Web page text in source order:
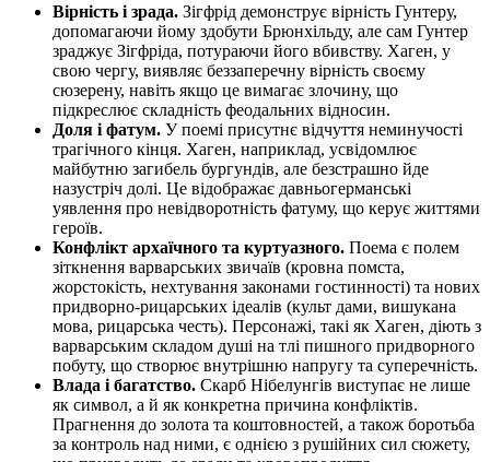
Вірність і зрада. Зігфрід демонструє вірність Гунтеру,
допомагаючи йому здобути Брюнхільду, але сам Гунтер
зраджує Зігфріда, потураючи його вбивству. Хаген, у
свою чергу, виявляє беззаперечну вірність своєму
сюзерену, навіть якщо це вимагає злочину, що
підкреслює складність феодальних відносин.
Доля і фатум. У поемі присутнє відчуття неминучості
трагічного кінця. Хаген, наприклад, усвідомлює
майбутню загибель бургундів, але безстрашно йде
назустріч долі. Це відображає давньогерманські
уявлення про невідворотність фатуму, що керує життями
героїв.
Конфлікт архаїчного та куртуазного. Поема є полем
зіткнення варварських звичаїв (кровна помста,
жорстокість, нехтування законами гостинності) та нових
придворно-рицарських ідеалів (культ дами, вишукана
мова, рицарська честь). Персонажі, такі як Хаген, діють з
варварським складом душі на тлі пишного придворного
побуту, що створює внутрішню напругу та суперечність.
Влада і багатство. Скарб Нібелунгів виступає не лише
як символ, а й як конкретна причина конфліктів.
Прагнення до золота та коштовностей, а також боротьба
за контроль над ними, є однією з рушійних сил сюжету,